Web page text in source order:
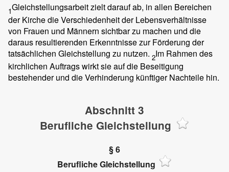
1Gleichstellungsarbeit zielt darauf ab, in allen Bereichen
der Kirche die Verschiedenheit der Lebensverhältnisse
von Frauen und Männern sichtbar zu machen und die
daraus resultierenden Erkenntnisse zur Förderung der
tatsächlichen Gleichstellung zu nutzen. 2Im Rahmen des
kirchlichen Auftrags wirkt sie auf die Beseitigung
bestehender und die Verhinderung künftiger Nachteile hin.
Abschnitt 3
Berufliche Gleichstellung
§ 6
Berufliche Gleichstellung